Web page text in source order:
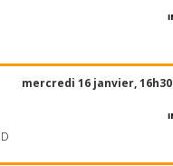
mercredi 16 janvier, 16h30